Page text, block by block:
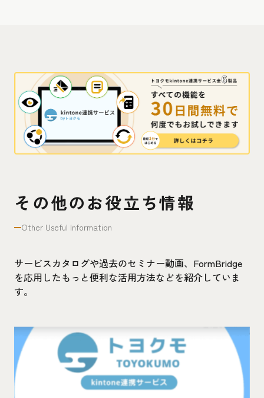
その他のお役立ち情報
Other Useful Information
サービスカタログや過去のセミナー動画、FormBridge
を応用したもっと便利な活用方法などを紹介していま
す。